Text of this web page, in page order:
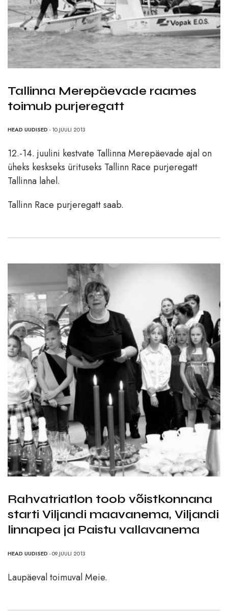
Tallinna Merepäevade raames
toimub purjeregatt
HEAD UUDISED - 10.JUULI 2013
12.-14. juulini kestvate Tallinna Merepäevade ajal on
üheks keskseks ürituseks Tallinn Race purjeregatt
Tallinna lahel.
Tallinn Race purjeregatt saab.
Rahvatriatlon toob võistkonnana
starti Viljandi maavanema, Viljandi
linnapea ja Paistu vallavanema
HEAD UUDISED - 09.JUULI 2013
Laupäeval toimuval Meie.